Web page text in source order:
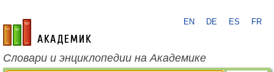
academic.ru
EN DE ES FR
Словари и энциклопедии на Академике